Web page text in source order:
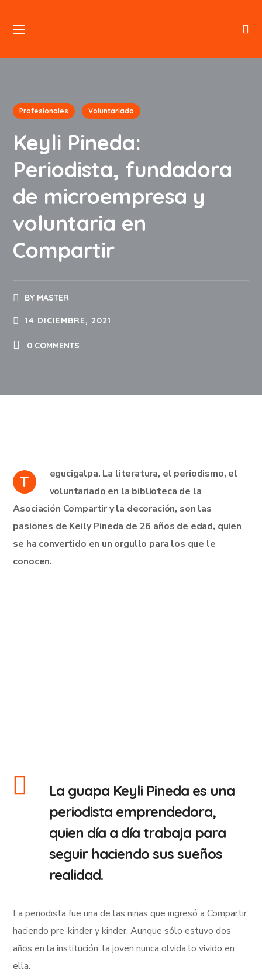
Profesionales Voluntariado
Keyli Pineda:
Periodista, fundadora
de microempresa y
voluntaria en
Compartir
BY MASTER
14 DICIEMBRE, 2021
0 COMMENTS
T egucigalpa. La literatura, el periodismo, el
voluntariado en la biblioteca de la
Asociación Compartir y la decoración, son las
pasiones de Keily Pineda de 26 años de edad, quien
se ha convertido en un orgullo para los que le
conocen.
La guapa Keyli Pineda es una
periodista emprendedora,
quien día a día trabaja para
seguir haciendo sus sueños
realidad.
La periodista fue una de las niñas que ingresó a Compartir
haciendo pre-kinder y kinder. Aunque sólo estuvo dos
años en la institución, la joven nunca olvida lo vivido en
ella.